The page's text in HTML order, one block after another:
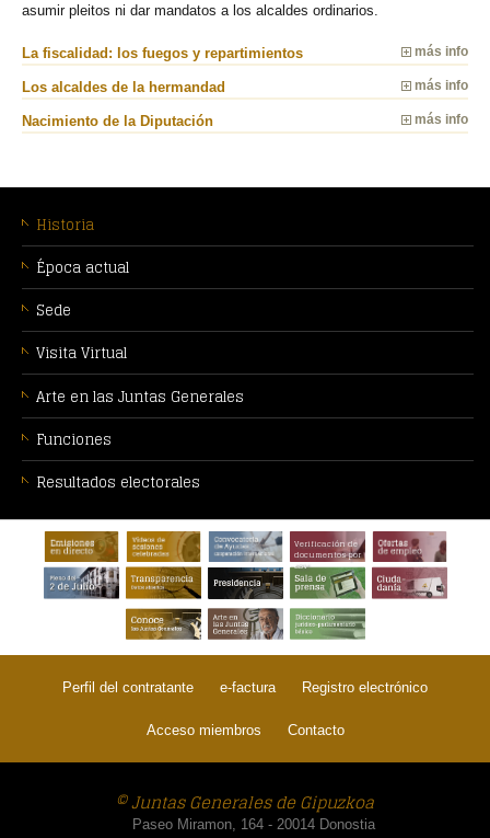
asumir pleitos ni dar mandatos a los alcaldes ordinarios.
más info
La fiscalidad: los fuegos y repartimientos
más info
Los alcaldes de la hermandad
más info
Nacimiento de la Diputación
CONTEXTUAL
Historia
Época actual
Sede
Visita Virtual
Arte en las Juntas Generales
Funciones
Resultados electorales
PÁGINA:
Verificación de
documentos por
CSV
Perfil del contratante e-factura Registro electrónico
Acceso miembros Contacto
© Juntas Generales de Gipuzkoa
Paseo Miramon, 164 - 20014 Donostia